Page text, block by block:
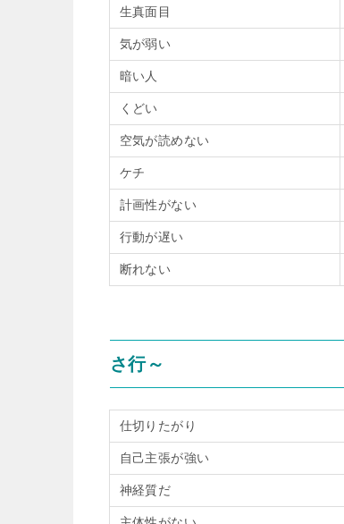
生真面目
気が弱い
暗い人
くどい
空気が読めない
ケチ
計画性がない
行動が遅い
断れない
さ行～
仕切りたがり
自己主張が強い
神経質だ